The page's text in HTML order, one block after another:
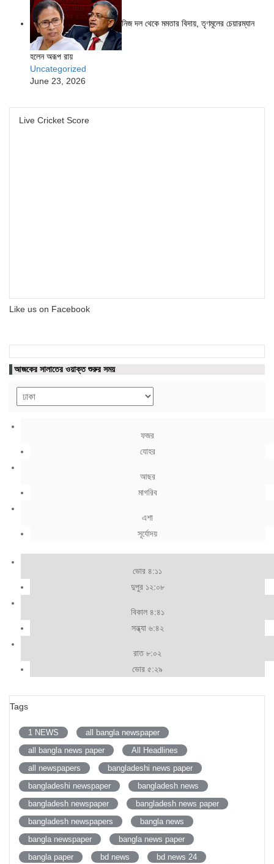
নিজ দল থেকে মমতার বিদায়, তৃণমূলের চেয়ারম্যান
হলেন অরূপ রায়
Uncategorized
June 23, 2026
Live Cricket Score
Like us on Facebook
আজকের সালাতের ওয়াক্ত শুরুর সময়
ফজর
যোহর
আছর
মাগরিব
এশা
সূর্যোদয়
ভোর ৪:১১
দুপুর ১২:০৮
বিকাল ৪:৪১
সন্ধ্যা ৬:৪২
রাত ৮:০২
ভোর ৫:২৯
Tags
1 NEWS
all bangla newspaper
all bangla news paper
All Headlines
all newspapers
bangladeshi news paper
bangladeshi newspaper
bangladesh news
bangladesh newspaper
bangladesh news paper
bangladesh newspapers
bangla news
bangla newspaper
bangla news paper
bangla paper
bd news
bd news 24